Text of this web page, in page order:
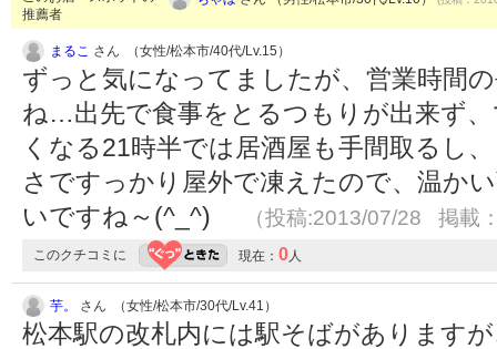
推薦者
まるこ さん （女性/松本市/40代/Lv.15）
ずっと気になってましたが、営業時間
ね…出先で食事をとるつもりが出来ず
くなる21時半では居酒屋も手間取るし
さですっかり屋外で凍えたので、温か
いですね～(^_^)ゞ
（投稿:2013/07/28 掲載
このクチコミに 現在： 0人
芋。 さん （女性/松本市/30代/Lv.41）
松本駅の改札内には駅そばがあります